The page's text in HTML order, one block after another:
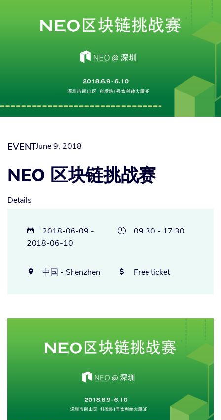
EVENTJune 9, 2018
NEO 区块链挑战赛
Details

2018-06-09 -
2018-06-10
 09:30 - 17:30
 中国 - Shenzhen  Free ticket